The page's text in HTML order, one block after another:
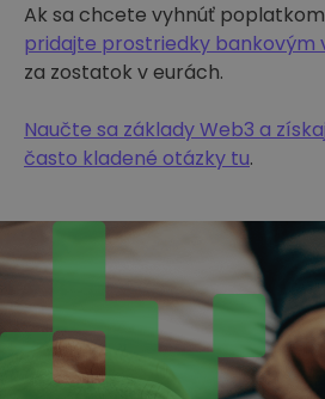
Ak sa chcete vyhnúť
pridajte prostriedky bankovým
za zostatok v eurách.
Naučte sa základy Web3 a
často kladené otázky tu.